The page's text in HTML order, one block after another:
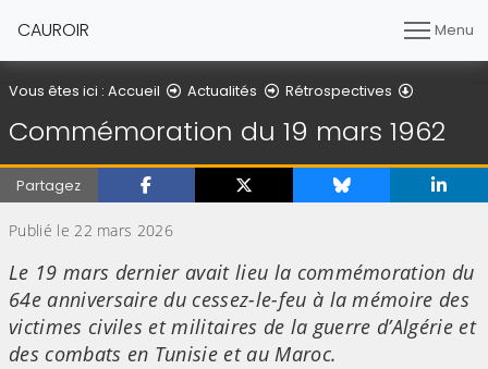
CAUROIR Menu
Vous êtes ici : Accueil Actualités Rétrospectives
Commémoration du 19 mars 1962
Partagez
Publié le 22 mars 2026
Le 19 mars dernier avait lieu la commémoration du
64e anniversaire du cessez-le-feu à la mémoire des
victimes civiles et militaires de la guerre d’Algérie et
des combats en Tunisie et au Maroc.